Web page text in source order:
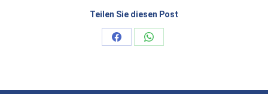
Teilen Sie diesen Post
Share
Share